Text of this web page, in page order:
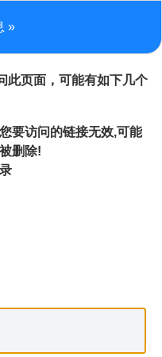
»
此页面，可能有如下几个
要访问的链接无效,可能
删除!